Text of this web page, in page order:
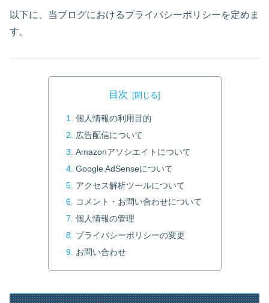
以下に、当ブログにおけるプライバシーポリシーを定めま
す。
目次
個人情報の利用目的
広告配信について
Amazonアソシエイトについて
Google AdSenseについて
アクセス解析ツールについて
コメント・お問い合わせについて
個人情報の管理
プライバシーポリシーの変更
お問い合わせ